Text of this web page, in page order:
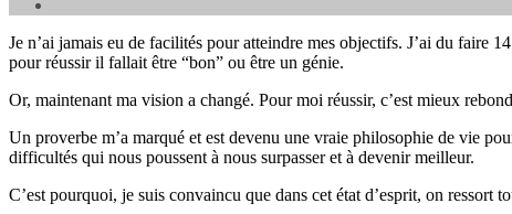
Je n’ai jamais eu de facilités pour atteindre mes objectifs. J’ai du faire
pour réussir il fallait être “bon” ou être un génie.
Or, maintenant ma vision a changé. Pour moi réussir, c’est mieux
Un proverbe m’a marqué et est devenu une vraie philosophie de vie
difficultés qui nous poussent à nous surpasser et à devenir meilleur.
C’est pourquoi, je suis convaincu que dans cet état d’esprit, on ressort